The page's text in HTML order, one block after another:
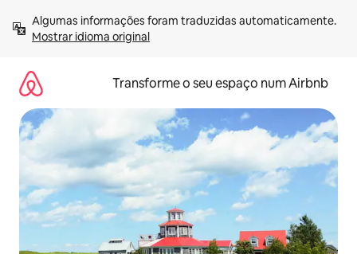
para
Mostrar idioma original
Transforme o seu espaço num Airbnb